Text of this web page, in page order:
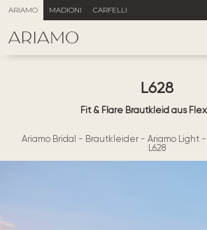
ARIAMO MADIONI CARFELLI
L628
Fit & Flare Brautkleid aus
Ariamo Bridal - Brautkleider- Ariamo Light-
L628